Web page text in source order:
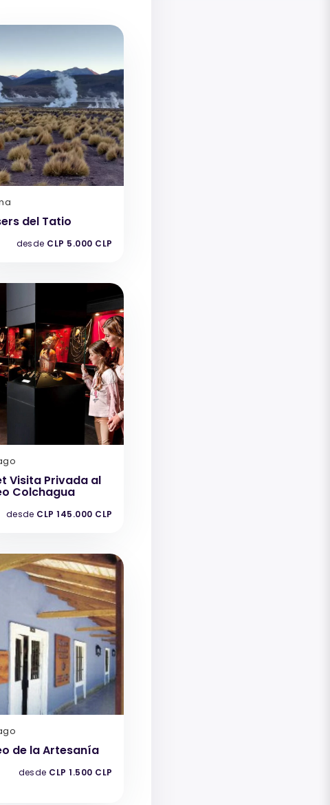
del Tatio
desde CLP 5.000 CLP
Visita Privada al
Colchagua
desde CLP 145.000 CLP
de la Artesanía
desde CLP 1.500 CLP